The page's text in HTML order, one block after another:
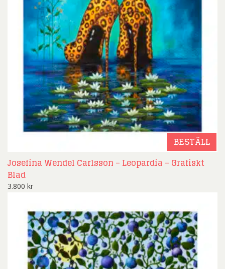
BESTÄLL
Josefina Wendel Carlsson – Leopardia – Grafiskt
Blad
3.800 kr